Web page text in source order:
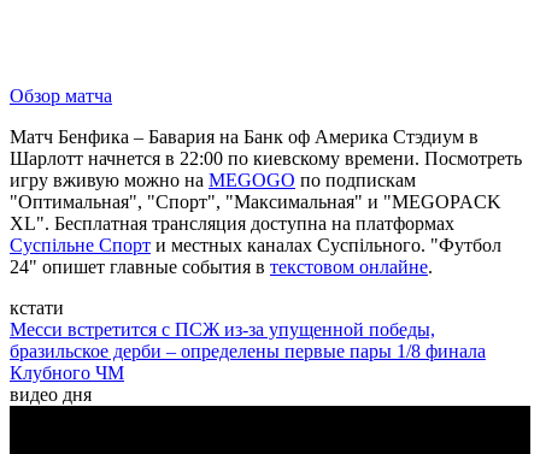
Обзор матча
Матч Бенфика – Бавария на Банк оф Америка Стэдиум в
Шарлотт начнется в 22:00 по киевскому времени. Посмотреть
игру вживую можно на MEGOGO по подпискам
"Оптимальная", "Спорт", "Максимальная" и "MEGOPACK
XL". Бесплатная трансляция доступна на платформах
Суспільне Спорт и местных каналах Суспільного. "Футбол
24" опишет главные события в текстовом онлайне.
кстати
Месси встретится с ПСЖ из-за упущенной победы,
бразильское дерби – определены первые пары 1/8 финала
Клубного ЧМ
видео дня